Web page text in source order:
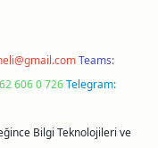
Teams:
606 0 726Telegram:
Bilgi Teknolojileri ve